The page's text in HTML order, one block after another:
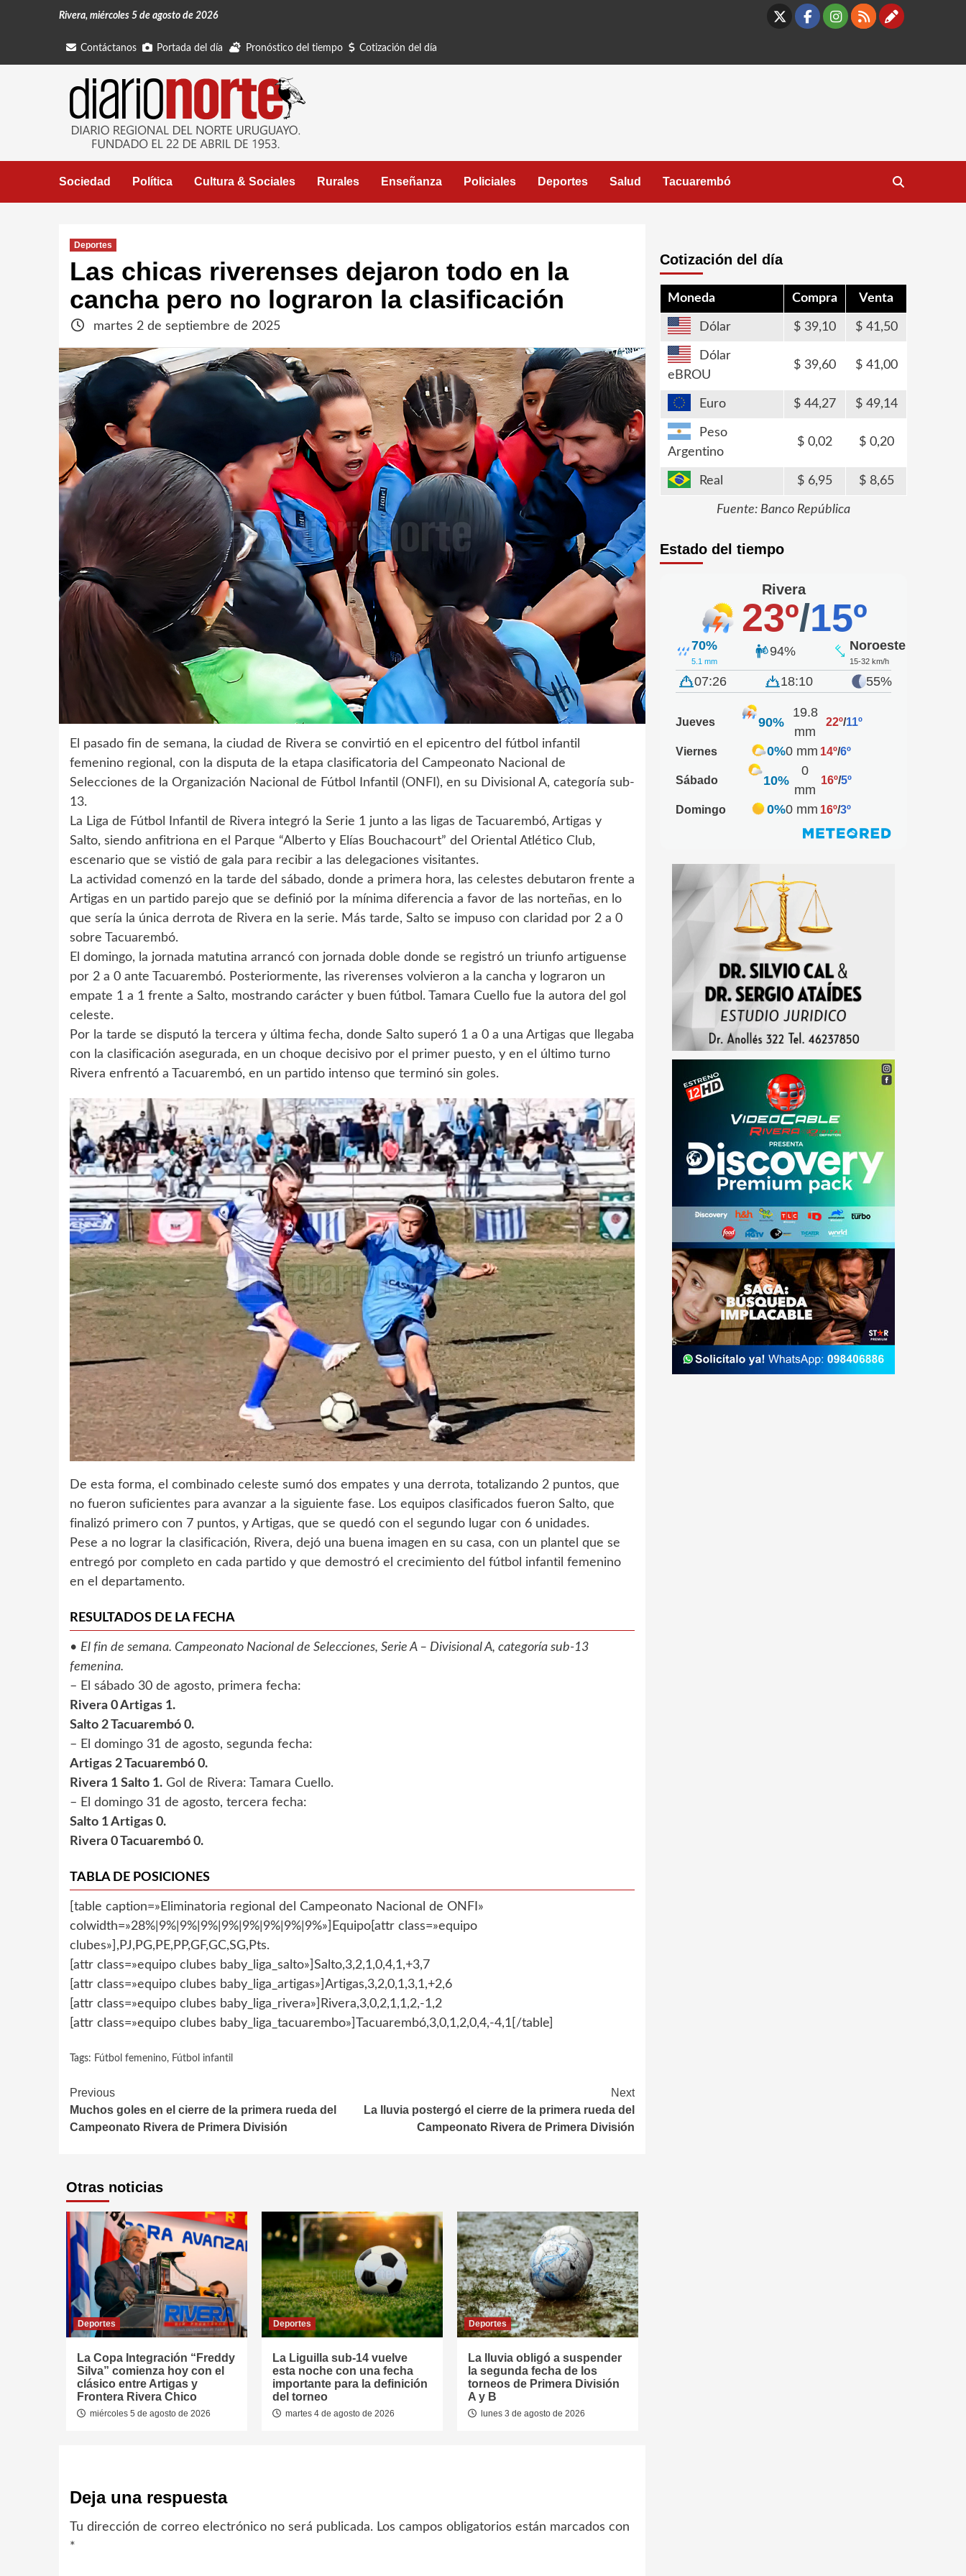
Rivera, miércoles 5 de agosto de 2026
Contáctanos Portada del día Pronóstico del tiempo Cotización del día
X Facebook
Instagram
RSS
Sociedad Política Cultura & Sociales Rurales Enseñanza Policiales Deportes Salud Tacuarembó
Deportes
Las chicas riverenses dejaron todo en la
cancha pero no lograron la clasificación
martes 2 de septiembre de 2025
El pasado fin de semana, la ciudad de Rivera se convirtió en el epicentro del fútbol infantil
femenino regional, con la disputa de la etapa clasificatoria del Campeonato Nacional de
Selecciones de la Organización Nacional de Fútbol Infantil (ONFI), en su Divisional A, categoría sub-
13.
La Liga de Fútbol Infantil de Rivera integró la Serie 1 junto a las ligas de Tacuarembó, Artigas y
Salto, siendo anfitriona en el Parque “Alberto y Elías Bouchacourt” del Oriental Atlético Club,
escenario que se vistió de gala para recibir a las delegaciones visitantes.
La actividad comenzó en la tarde del sábado, donde a primera hora, las celestes debutaron frente a
Artigas en un partido parejo que se definió por la mínima diferencia a favor de las norteñas, en lo
que sería la única derrota de Rivera en la serie. Más tarde, Salto se impuso con claridad por 2 a 0
sobre Tacuarembó.
El domingo, la jornada matutina arrancó con jornada doble donde se registró un triunfo artiguense
por 2 a 0 ante Tacuarembó. Posteriormente, las riverenses volvieron a la cancha y lograron un
empate 1 a 1 frente a Salto, mostrando carácter y buen fútbol. Tamara Cuello fue la autora del gol
celeste.
Por la tarde se disputó la tercera y última fecha, donde Salto superó 1 a 0 a una Artigas que llegaba
con la clasificación asegurada, en un choque decisivo por el primer puesto, y en el último turno
Rivera enfrentó a Tacuarembó, en un partido intenso que terminó sin goles.
De esta forma, el combinado celeste sumó dos empates y una derrota, totalizando 2 puntos, que
no fueron suficientes para avanzar a la siguiente fase. Los equipos clasificados fueron Salto, que
finalizó primero con 7 puntos, y Artigas, que se quedó con el segundo lugar con 6 unidades.
Pese a no lograr la clasificación, Rivera, dejó una buena imagen en su casa, con un plantel que se
entregó por completo en cada partido y que demostró el crecimiento del fútbol infantil femenino
en el departamento.
RESULTADOS DE LA FECHA
• El fin de semana. Campeonato Nacional de Selecciones, Serie A – Divisional A, categoría sub-13
femenina.
– El sábado 30 de agosto, primera fecha:
Rivera 0 Artigas 1.
Salto 2 Tacuarembó 0.
– El domingo 31 de agosto, segunda fecha:
Artigas 2 Tacuarembó 0.
Rivera 1 Salto 1. Gol de Rivera: Tamara Cuello.
– El domingo 31 de agosto, tercera fecha:
Salto 1 Artigas 0.
Rivera 0 Tacuarembó 0.
TABLA DE POSICIONES
[table caption=»Eliminatoria regional del Campeonato Nacional de ONFI»
colwidth=»28%|9%|9%|9%|9%|9%|9%|9%|9%»]Equipo[attr class=»equipo
clubes»],PJ,PG,PE,PP,GF,GC,SG,Pts.
[attr class=»equipo clubes baby_liga_salto»]Salto,3,2,1,0,4,1,+3,7
[attr class=»equipo clubes baby_liga_artigas»]Artigas,3,2,0,1,3,1,+2,6
[attr class=»equipo clubes baby_liga_rivera»]Rivera,3,0,2,1,1,2,-1,2
[attr class=»equipo clubes baby_liga_tacuarembo»]Tacuarembó,3,0,1,2,0,4,-4,1[/table]
Tags: Fútbol femenino, Fútbol infantil
Continue
Reading
Previous
Muchos goles en el cierre de la primera rueda del
Campeonato Rivera de Primera División
Next
La lluvia postergó el cierre de la primera rueda del
Campeonato Rivera de Primera División
Otras noticias
Deportes
La Copa Integración “Freddy
Silva” comienza hoy con el
clásico entre Artigas y
Frontera Rivera Chico
miércoles 5 de agosto de 2026
Deportes
La Liguilla sub-14 vuelve
esta noche con una fecha
importante para la definición
del torneo
martes 4 de agosto de 2026
Deportes
La lluvia obligó a suspender
la segunda fecha de los
torneos de Primera División
A y B
lunes 3 de agosto de 2026
Deja una respuesta
Tu dirección de correo electrónico no será publicada. Los campos obligatorios están marcados con
*
Cotización del día
Moneda Compra Venta
Dólar 39,10 41,50
Dólar
eBROU
39,60 41,00
Euro 44,27 49,14
Peso
Argentino
0,02 0,20
Real 6,95 8,65
Fuente: Banco República
Estado del tiempo
Rivera
23º/15º
70%
5.1 mm
94% Noroeste
15-32 km/h
07:26 18:10 55%
Jueves 90%
19.8
mm
22º/11º
Viernes 0%0 mm 14º/6º
Sábado 10%
0
mm
16º/5º
Domingo 0%0 mm 16º/3º